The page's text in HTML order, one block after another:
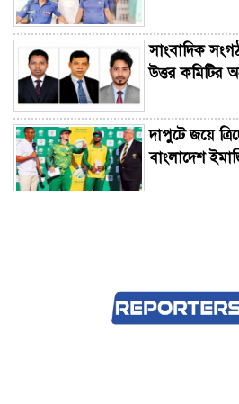
সাংবাদিক
উত্তর কমিটির
দাপুটে জয়ে
বাংলাদেশ
ধেয়ে আসছে
নেওয়া হচ্ছে